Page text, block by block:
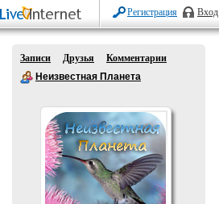
Регистрация Вход
Записи Друзья
Комментарии
Неизвестная Планета